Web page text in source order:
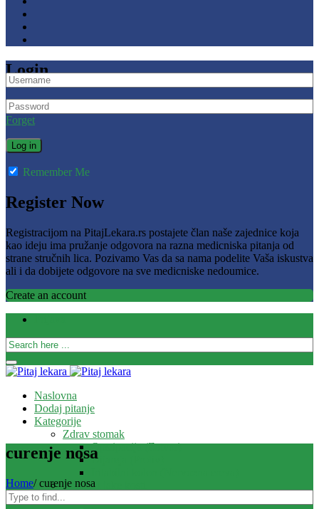
Login
Forget
Remember Me
Register Now
Registracijom na PitajLekara.rs postajete član naše zajednice koja
kao ideju ima pružanje odgovora na razna medicniska pitanja od
strane stručnih lica. Pozivamo Vas da sa nama podelite Vaša iskustva
ali i da dobijete odgovore na sve medicniske nedoumice.
Create an account
Naslovna
Dodaj pitanje
Kategorije
Zdrav stomak
Opstipacija (Zatvor)
Dijareja (Proliv)
Zdrave i jake kosti
curenje nosa
Home/ curenje nosa